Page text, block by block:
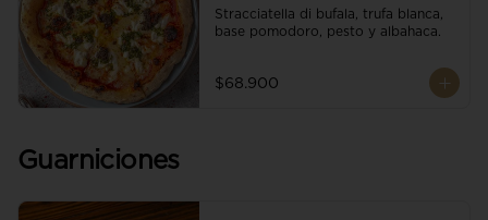
Stracciatella di bufala, trufa blanca,
base pomodoro, pesto y albahaca.
$68.900
Guarniciones